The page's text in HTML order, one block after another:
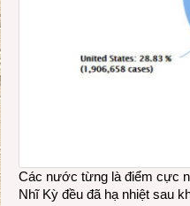
Các nước từng là điểm cực
Nhĩ Kỳ đều đã hạ nhiệt sau